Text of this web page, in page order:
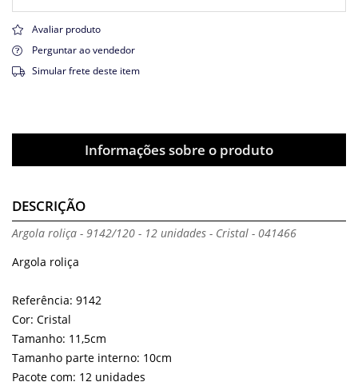
Avaliar produto
Perguntar ao vendedor
Simular frete deste item
Informações sobre o produto
DESCRIÇÃO
Argola roliça - 9142/120 - 12 unidades - Cristal - 041466
Argola roliça
Referência: 9142
Cor: Cristal
Tamanho: 11,5cm
Tamanho parte interno: 10cm
Pacote com: 12 unidades